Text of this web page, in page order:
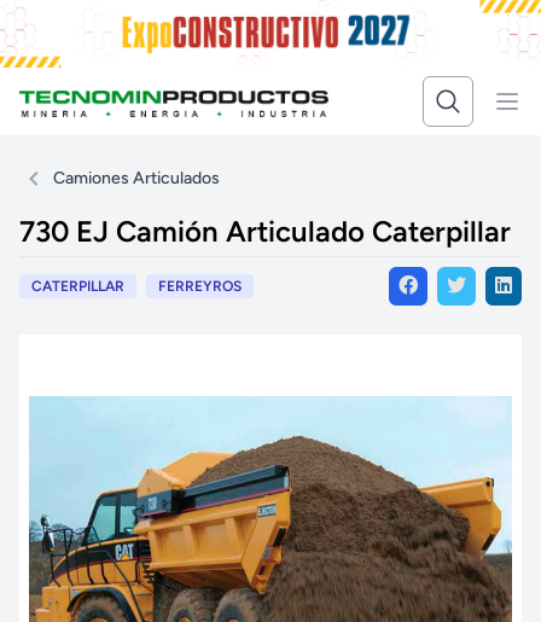
Camiones Articulados
730 EJ Camión Articulado Caterpillar
CATERPILLAR FERREYROS